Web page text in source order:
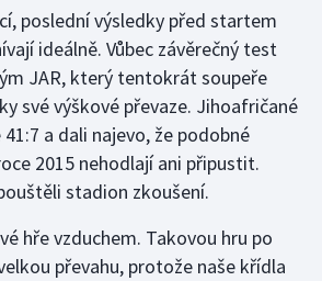
poslední výsledky před startem
ideálně. Vůbec závěrečný test
JAR, který tentokrát soupeře
své výškové převaze. Jihoafričané
a dali najevo, že podobné
2015 nehodlají ani připustit.
stadion zkoušení.
hře vzduchem. Takovou hru po
převahu, protože naše křídla